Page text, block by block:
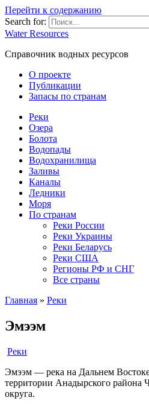
Перейти к содержанию
Search for:
Water Resources
Справочник водных ресурсов
О проекте
Публикации
Запасы по странам
Реки
Озера
Болота
Водопады
Водохранилища
Заливы
Каналы
Ледники
Моря
По странам
Реки России
Реки Украины
Реки Беларусь
Реки США
Регионы РФ и СНГ
Все страны
Главная » Реки
Эмээм
Реки
Эмээм — река на Дальнем
территории Анадырского района
округа.